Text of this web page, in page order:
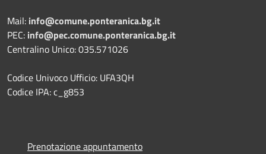
Mail: info@comune.ponteranica.bg.it
PEC: info@pec.comune.ponteranica.bg.it
Centralino Unico: 035.571026
Codice Univoco Ufficio: UFA3QH
Codice IPA: c_g853
Prenotazione appuntamento